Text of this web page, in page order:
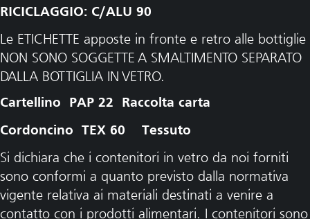
RICICLAGGIO: C/ALU 90
Le ETICHETTE apposte in fronte e retro alle bottiglie
NON SONO SOGGETTE A SMALTIMENTO SEPARATO
DALLA BOTTIGLIA IN VETRO.
Cartellino PAP 22 Raccolta carta
Cordoncino TEX 60 Tessuto
Si dichiara che i contenitori in vetro da noi forniti
sono conformi a quanto previsto dalla normativa
vigente relativa ai materiali destinati a venire a
contatto con i prodotti alimentari. I contenitori sono